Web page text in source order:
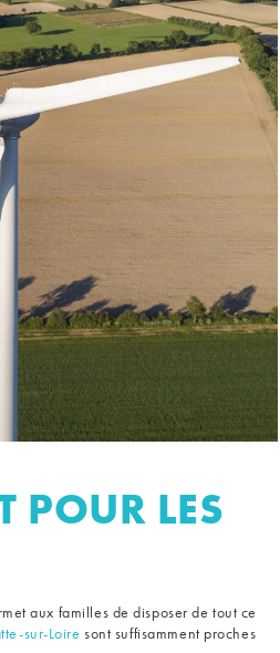
POUR LES
aux familles de disposer de tout ce
sur-Loire sont suffisamment proches